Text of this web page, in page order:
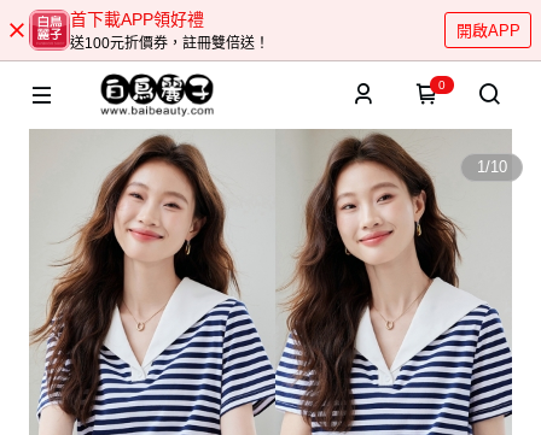
首下載APP領好禮
送100元折價券，註冊雙倍送！
開啟APP
0
1/10